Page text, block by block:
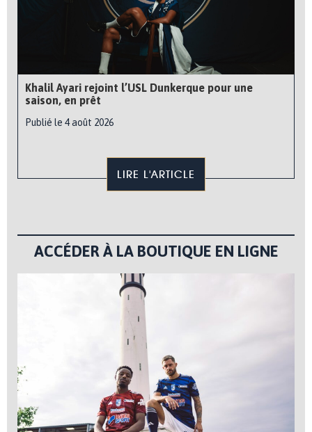
Khalil Ayari rejoint l’USL Dunkerque pour une
saison, en prêt
Publié le 4 août 2026
LIRE L'ARTICLE
ACCÉDER À LA BOUTIQUE EN LIGNE